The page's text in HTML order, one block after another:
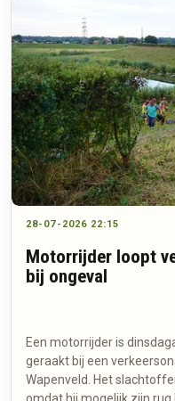
28-07-2026 22:15
Motorrijder loopt
bij ongeval
Een motorrijder is
geraakt bij een
Wapenveld. Het
omdat hij mogelijk zijn rug